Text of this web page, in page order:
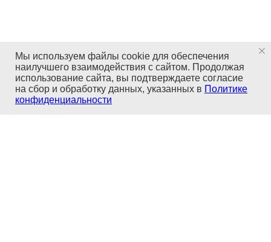
Мы используем файлы cookie для обеспечения
наилучшего взаимодействия с сайтом. Продолжая
использование сайта, вы подтверждаете согласие
на сбор и обработку данных, указанных в Политике
конфиденциальности